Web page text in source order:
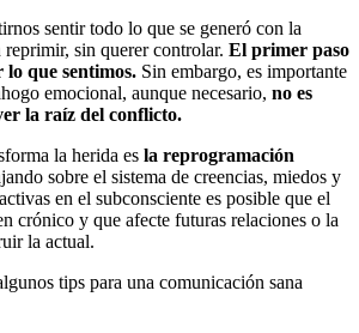
sentir todo lo que se generó con la
sin querer controlar. El primer paso
que sentimos. Sin embargo, es importante
emocional, aunque necesario, no es
la raíz del conflicto.
la herida es la reprogramación
sobre el sistema de creencias, miedos y
en el subconsciente es posible que el
crónico y que afecte futuras relaciones o la
la actual.
tips para una comunicación sana